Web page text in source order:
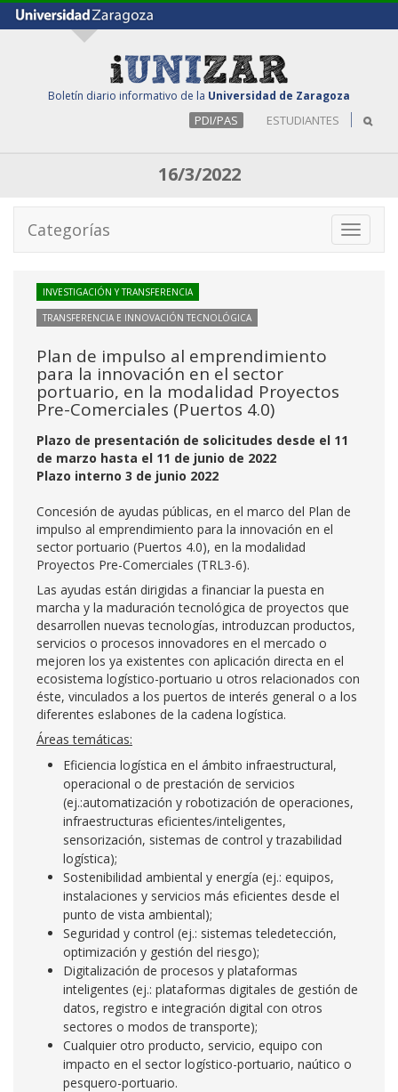
Boletín diario informativo de la Universidad de Zaragoza
PDI/PAS ESTUDIANTES
16/3/2022
Toggle
Categorías
INVESTIGACIÓN Y TRANSFERENCIA
TRANSFERENCIA E INNOVACIÓN TECNOLÓGICA
Plan de impulso al emprendimiento
para la innovación en el sector
portuario, en la modalidad Proyectos
Pre-Comerciales (Puertos 4.0)
Plazo de presentación de solicitudes desde el 11
de marzo hasta el 11 de junio de 2022
Plazo interno 3 de junio 2022
Concesión de ayudas públicas, en el marco del Plan de
impulso al emprendimiento para la innovación en el
sector portuario (Puertos 4.0), en la modalidad
Proyectos Pre-Comerciales (TRL3-6).
Las ayudas están dirigidas a financiar la puesta en
marcha y la maduración tecnológica de proyectos que
desarrollen nuevas tecnologías, introduzcan productos,
servicios o procesos innovadores en el mercado o
mejoren los ya existentes con aplicación directa en el
ecosistema logístico-portuario u otros relacionados con
éste, vinculados a los puertos de interés general o a los
diferentes eslabones de la cadena logística.
Áreas temáticas:
Eficiencia logística en el ámbito infraestructural,
operacional o de prestación de servicios
(ej.:automatización y robotización de operaciones,
infraestructuras eficientes/inteligentes,
sensorización, sistemas de control y trazabilidad
logística);
Sostenibilidad ambiental y energía (ej.: equipos,
instalaciones y servicios más eficientes desde el
punto de vista ambiental);
Seguridad y control (ej.: sistemas teledetección,
optimización y gestión del riesgo);
Digitalización de procesos y plataformas
inteligentes (ej.: plataformas digitales de gestión de
datos, registro e integración digital con otros
sectores o modos de transporte);
Cualquier otro producto, servicio, equipo con
impacto en el sector logístico-portuario, naútico o
pesquero-portuario.